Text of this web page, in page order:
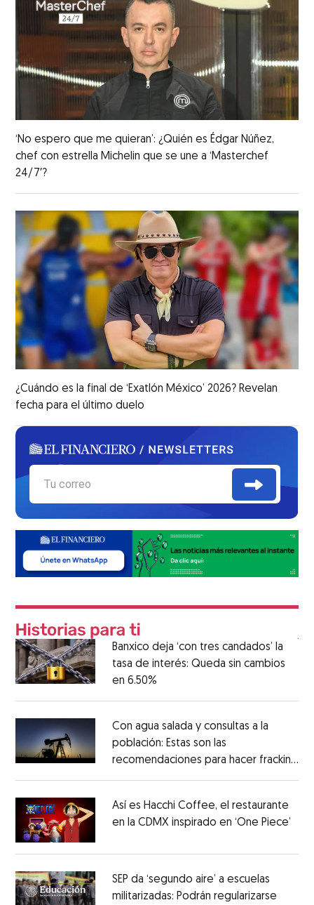
‘No espero que me quieran’: ¿Quién es Édgar Núñez,
chef con estrella Michelin que se une a ‘Masterchef
24/7′?
¿Cuándo es la final de ‘Exatlón México’ 2026? Revelan
fecha para el último duelo
Banxico deja ‘con tres candados’ la
tasa de interés: Queda sin cambios
en 6.50%
Con agua salada y consultas a la
población: Estas son las
recomendaciones para hacer fracking
Así es Hacchi Coffee, el restaurante
en la CDMX inspirado en ‘One Piece’
SEP da ‘segundo aire’ a escuelas
militarizadas: Podrán regularizarse